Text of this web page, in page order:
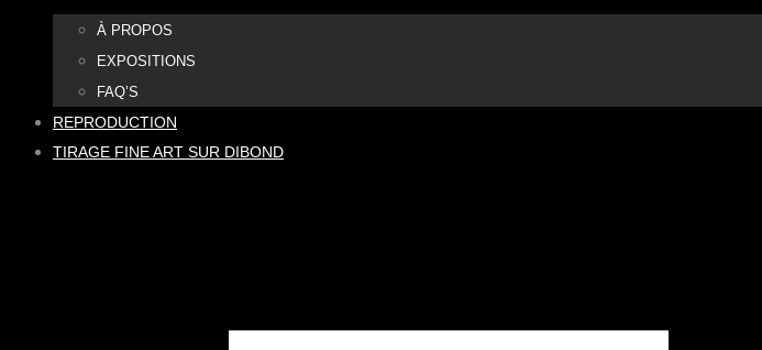
À PROPOS
EXPOSITIONS
FAQ’S
REPRODUCTION
TIRAGE FINE ART SUR DIBOND